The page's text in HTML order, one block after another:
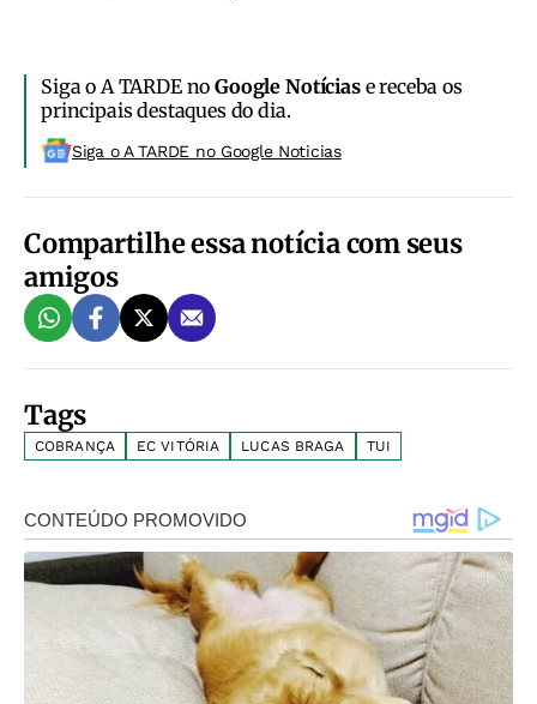
Siga o A TARDE noGoogle Notíciase receba os
principais destaques do dia.
Siga o A TARDE no Google Noticias
Compartilhe essa notícia com seus
amigos
Tags
COBRANÇA EC VITÓRIA LUCAS BRAGA TUI